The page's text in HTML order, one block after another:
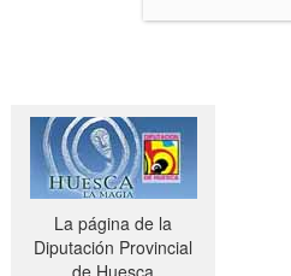
La página de la
Diputación Provincial
de Huesca